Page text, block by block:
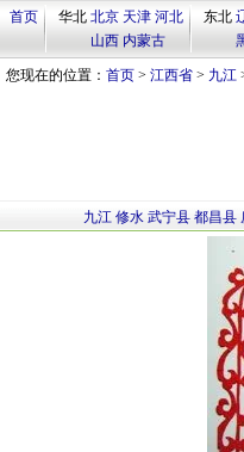
首页 华北 北京 天津 河北
山西 内蒙古
东北
您现在的位置： 首页 > 江西省 > 九江
九江 修水 武宁县 都昌县